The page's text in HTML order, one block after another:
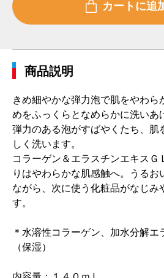
商品説明
きめ細やかな弾力泡で肌をやわら
めをふっくらとなめらかに洗いあ
弾力のある泡がすばやくたち、肌
しく洗います。
コラーゲン＆エラスチンエキスＧ
りはやわらかな肌感触へ。うるお
ながら、次に使う化粧品がなじみ
す。
＊水溶性コラーゲン、加水分解エ
（保湿）